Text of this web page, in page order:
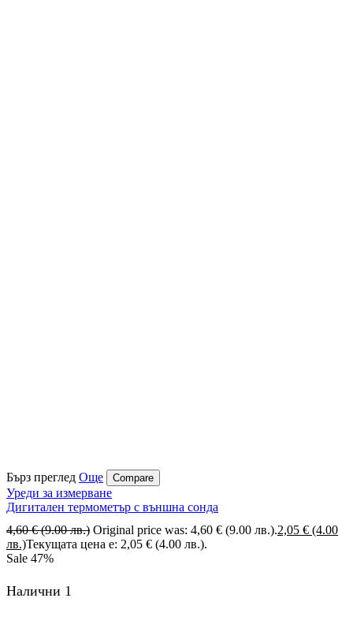
Бърз преглед Още Compare
Уреди за измерване
Дигитален термометър с външна сонда
4,60€ (9.00 лв.) Original price was: 4,60 € (9.00 лв.).2,05 € (4.00
лв.)Текущата цена е: 2,05 € (4.00 лв.).
Sale 47%
Налични 1